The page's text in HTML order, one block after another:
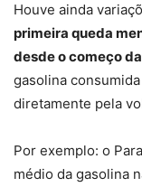
Houve ainda
primeira queda
desde o começo
gasolina
diretamente pela
Por exemplo: o
médio da gasolina